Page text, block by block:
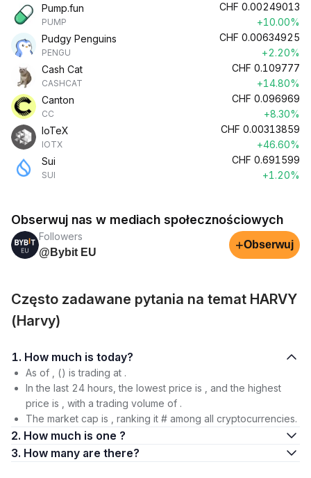
Pump.fun
PUMP
CHF 0.00249013
+10.00%
Pudgy Penguins
PENGU
CHF 0.00634925
+2.20%
Cash Cat
CASHCAT
CHF 0.109777
+14.80%
Canton
CC
CHF 0.096969
+8.30%
IoTeX
IOTX
CHF 0.00313859
+46.60%
Sui
SUI
CHF 0.691599
+1.20%
Obserwuj nas w mediach społecznościowych
Followers
@Bybit EU
+Obserwuj
Często zadawane pytania na temat HARVY
(Harvy)
1. How much is today?
As of , () is trading at .
In the last 24 hours, the lowest price is , and the highest
price is , with a trading volume of .
The market cap is , ranking it # among all cryptocurrencies.
2. How much is one ?
3. How many are there?